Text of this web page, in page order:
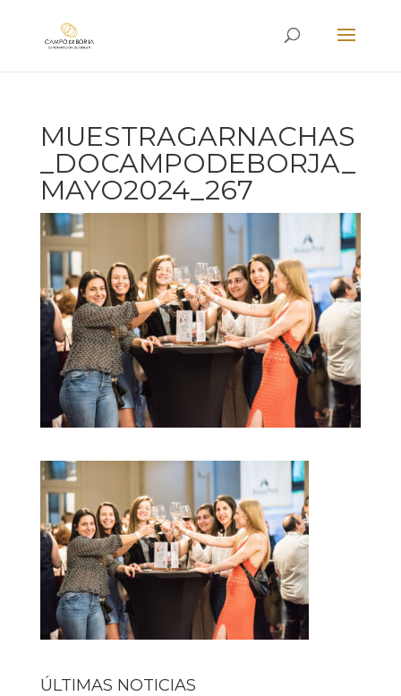
MUESTRAGARNACHAS
_DOCAMPODEBORJA_
MAYO2024_267
ÚLTIMAS NOTICIAS